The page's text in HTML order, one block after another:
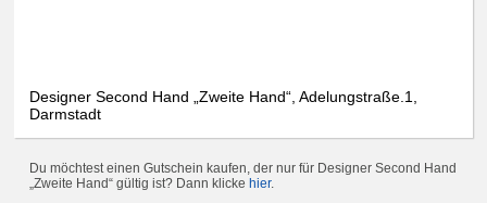
Designer Second Hand „Zweite Hand“, Adelungstraße.1,
Darmstadt
Du möchtest einen Gutschein kaufen, der nur für Designer Second Hand
„Zweite Hand“ gültig ist? Dann klicke hier.